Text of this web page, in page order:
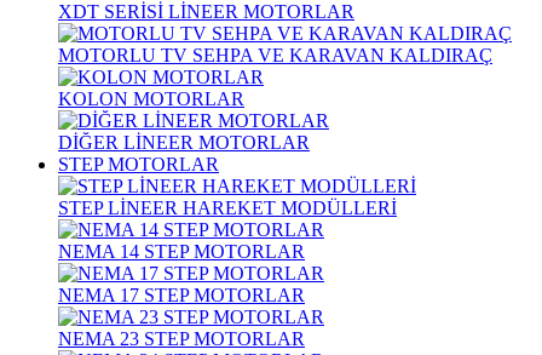
XDT SERİSİ LİNEER MOTORLAR
MOTORLU TV SEHPA VE KARAVAN KALDIRAÇ
KOLON MOTORLAR
DİĞER LİNEER MOTORLAR
STEP MOTORLAR
STEP LİNEER HAREKET MODÜLLERİ
NEMA 14 STEP MOTORLAR
NEMA 17 STEP MOTORLAR
NEMA 23 STEP MOTORLAR